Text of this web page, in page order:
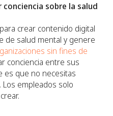
sobre la salud
crear contenido digital
de salud mental y genere
sin fines de
conciencia entre sus
es que no necesitas
empleados solo